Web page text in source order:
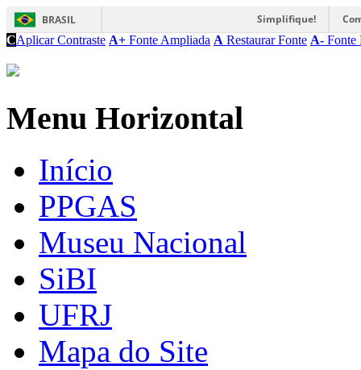
BRASIL Simplifique!
CAplicar Contraste A+ Fonte Ampliada A Restaurar Fonte A- Fonte
Menu Horizontal
Início
PPGAS
Museu Nacional
SiBI
UFRJ
Mapa do Site